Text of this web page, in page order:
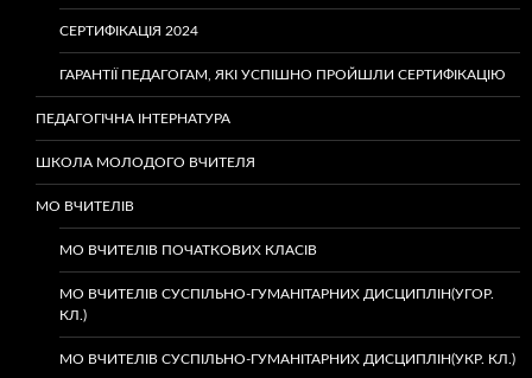
СЕРТИФІКАЦІЯ 2024
ГАРАНТІЇ ПЕДАГОГАМ, ЯКІ УСПІШНО ПРОЙШЛИ СЕРТИФІКАЦІЮ
ПЕДАГОГІЧНА ІНТЕРНАТУРА
ШКОЛА МОЛОДОГО ВЧИТЕЛЯ
МО ВЧИТЕЛІВ
МО ВЧИТЕЛІВ ПОЧАТКОВИХ КЛАСІВ
МО ВЧИТЕЛІВ СУСПІЛЬНО-ГУМАНІТАРНИХ ДИСЦИПЛІН(УГОР.
КЛ.)
МО ВЧИТЕЛІВ СУСПІЛЬНО-ГУМАНІТАРНИХ ДИСЦИПЛІН(УКР. КЛ.)